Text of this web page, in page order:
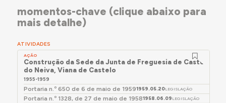
médico, sala de curativos e sanitários).
O edifício atualmente existente aparenta ser uma
possível reconhecer partes da traça original nos
alçados sul e nascente.
momentos-chave (clique abaixo para
mais detalhe)
ATIVIDADES
AÇÃO
Construção da Sede da Junta de Freguesia de Castelo
do Neiva, Viana de Castelo
1955-1959
Portaria n.º 650 de 6 de maio de 19591959.05.20LEGISLAÇÃO
Portaria n.º 1328, de 27 de maio de 19581958.06.09 LEGISLAÇÃO